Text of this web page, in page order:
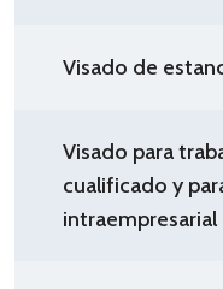
Visado de
Visado para
cualificado y
intraempresarial